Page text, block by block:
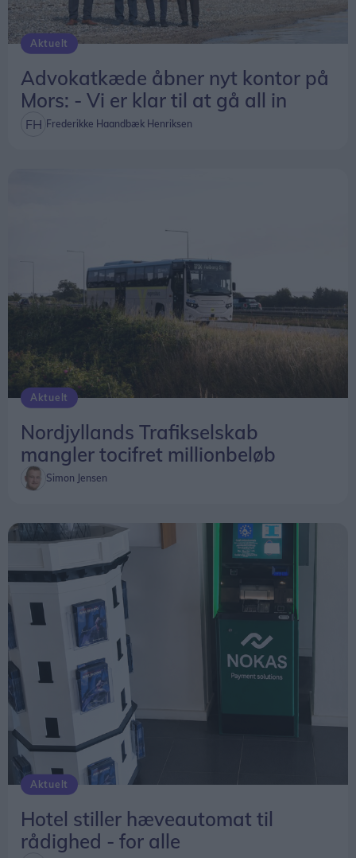
Aktuelt
Advokatkæde åbner nyt kontor på
Mors: - Vi er klar til at gå all in
Frederikke Haandbæk Henriksen
Aktuelt
Nordjyllands Trafikselskab
mangler tocifret millionbeløb
Simon Jensen
Aktuelt
Hotel stiller hæveautomat til
rådighed - for alle